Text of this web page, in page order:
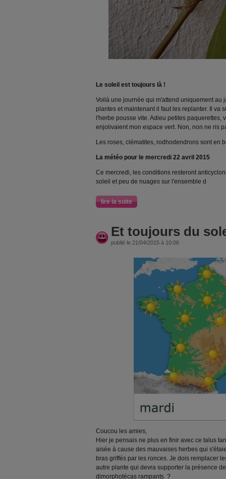
Le soleil est toujours là !
Voilà une journée qui m'attend uniquement au
plantes et maintenant il faut les replanter. Il va
l'herbe pousse vite. Adieu petites paquerettes,
enjolivaient mon espace vert. Non, non ne ris
Les roses, clématites, rodhodendrons sont en
La météo pour le mercredi 22 avril 2015
Ce mercredi, les conditions resteront
soleil et peu de nuages sur l'ensemble d
lire la suite
Et toujours du
publié le 21/04/2015 à 10:06
Coucou les amies,
Hier je pensais ne plus en finir avec ce talus
aisée à cause des mauvaises herbes qui
bras griffés par les ronces. Je dois remplacer
autre plante qui devra supporter la présence
dimorphotécas rampants ?